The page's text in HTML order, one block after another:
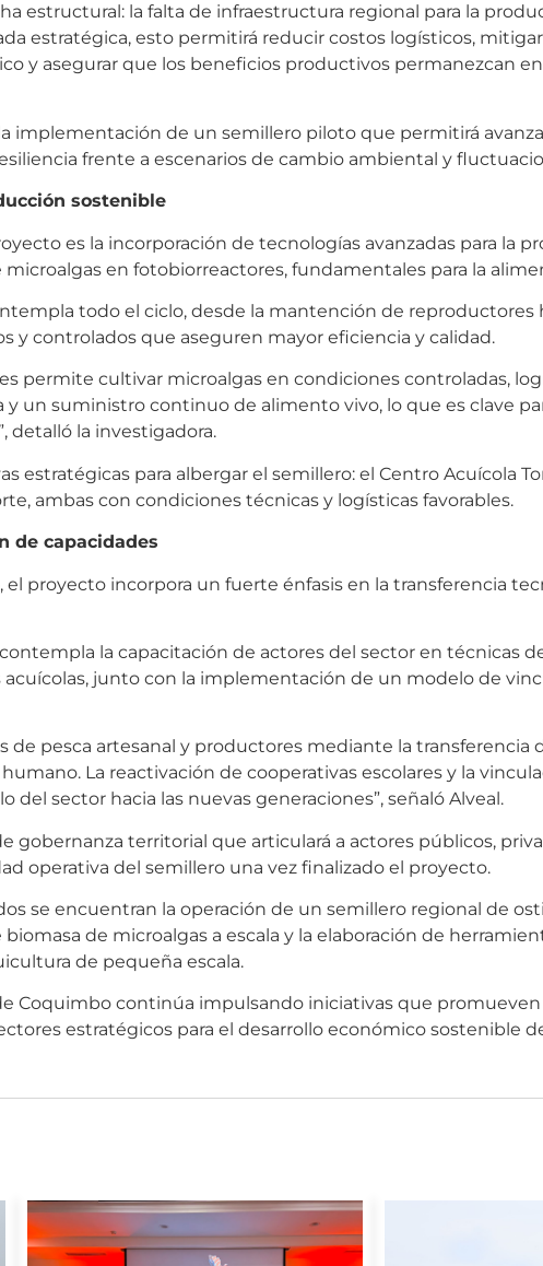
estructural: la falta de infraestructura regional para la
estratégica, esto permitirá reducir costos logísticos,
y asegurar que los beneficios productivos permanezcan
implementación de un semillero piloto que permitirá
frente a escenarios de cambio ambiental y
sostenible
es la incorporación de tecnologías avanzadas para la
en fotobiorreactores, fundamentales para la
todo el ciclo, desde la mantención de reproductores
y controlados que aseguren mayor eficiencia y calidad.
permite cultivar microalgas en condiciones controladas,
un suministro continuo de alimento vivo, lo que es clave
detalló la investigadora.
estratégicas para albergar el semillero: el Centro Acuícola
ambas con condiciones técnicas y logísticas favorables.
de capacidades
proyecto incorpora un fuerte énfasis en la transferencia
la capacitación de actores del sector en técnicas
junto con la implementación de un modelo de
de pesca artesanal y productores mediante la transferencia
La reactivación de cooperativas escolares y la
sector hacia las nuevas generaciones”, señaló Alveal.
gobernanza territorial que articulará a actores públicos,
operativa del semillero una vez finalizado el proyecto.
se encuentran la operación de un semillero regional de
de microalgas a escala y la elaboración de
de pequeña escala.
Coquimbo continúa impulsando iniciativas que promueven
estratégicos para el desarrollo económico sostenible